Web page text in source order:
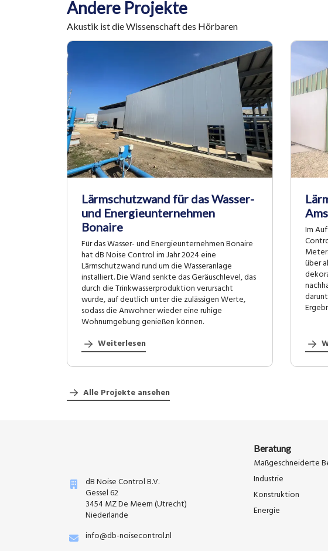
Andere Projekte
Akustik ist die Wissenschaft des Hörbaren
Lärmschutzwand für das Wasser-
und Energieunternehmen
Bonaire
Für das Wasser- und Energieunternehmen Bonaire
hat dB Noise Control im Jahr 2024 eine
Lärmschutzwand rund um die Wasseranlage
installiert. Die Wand senkte das Geräuschlevel, das
durch die Trinkwasserproduktion verursacht
wurde, auf deutlich unter die zulässigen Werte,
sodass die Anwohner wieder eine ruhige
Wohnumgebung genießen können.
Weiterlesen
Im
über
Alle Projekte ansehen
dB Noise Control B.V.
Gessel 62
3454 MZ De Meern (Utrecht)
Niederlande
info@db-noisecontrol.nl
Beratung
Maßgeschneiderte
Industrie
Konstruktion
Energie